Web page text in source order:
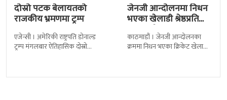
दोस्रो पटक बेलायतको
राजकीय भ्रमणमा ट्रम्प
एजेन्सी । अमेरिकी राष्ट्रपति डोनाल्ड
ट्रम्प मंगलबार ऐतिहासिक दोस्रो
बेलायत सरकारले
जेनजी आन्दोलनमा निधन
भएका खेलाडी श्रेष्ठप्रति
श्रद्धाञ्जली
काठमाडौं । जेनजी आन्दोलनका
क्रममा निधन भएका क्रिकेट खेलाडी
त्रिपुरेश्वरस्थीत राष्ट्रिय खेलकुद